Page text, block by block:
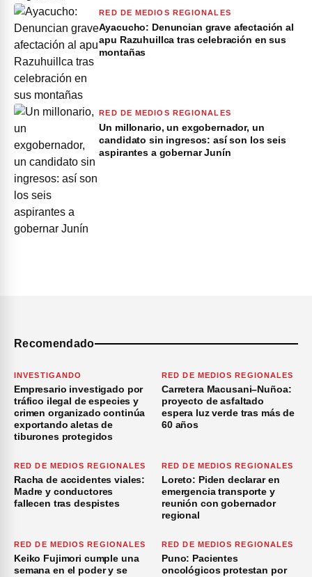
RED DE MEDIOS REGIONALES
Ayacucho: Denuncian grave afectación al
apu Razuhuillca tras celebración en sus
montañas
RED DE MEDIOS REGIONALES
Un millonario, un exgobernador, un
candidato sin ingresos: así son los seis
aspirantes a gobernar Junín
Recomendado
INVESTIGANDO
Empresario investigado por
tráfico ilegal de especies y
crimen organizado continúa
exportando aletas de
tiburones protegidos
RED DE MEDIOS REGIONALES
Carretera Macusani–Nuñoa:
proyecto de asfaltado
espera luz verde tras más de
60 años
RED DE MEDIOS REGIONALES
Racha de accidentes viales:
Madre y conductores
fallecen tras despistes
RED DE MEDIOS REGIONALES
Loreto: Piden declarar en
emergencia transporte y
reunión con gobernador
regional
RED DE MEDIOS REGIONALES
Keiko Fujimori cumple una
semana en el poder y se
RED DE MEDIOS REGIONALES
Puno: Pacientes
oncológicos protestan por